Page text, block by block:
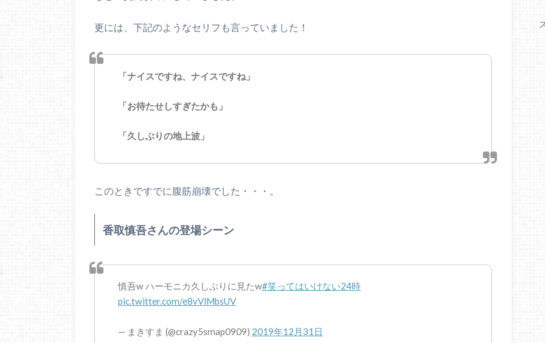
更には、下記のようなセリフも言っていました！
「ナイスですね、ナイスですね」
「お待たせしすぎたかも」
「久しぶりの地上波」
このときですでに腹筋崩壊でした・・・。
香取慎吾さんの登場シーン
慎吾w ハーモニカ久しぶりに見たw#笑ってはいけない24時
pic.twitter.com/e8vVlMbsUV
— まきすま (@crazy5smap0909) 2019年12月31日